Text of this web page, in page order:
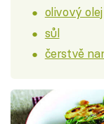
olivový olej
sůl
čerstvě